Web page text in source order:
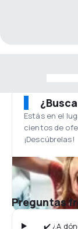
Estás en el
cientos de
¡Descúbrelas!
Preguntas
✔️ ¿A